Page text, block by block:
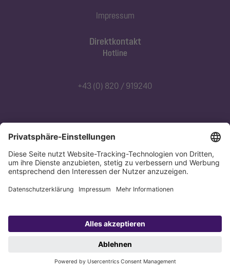
Direktkontakt
Hotline
+43 (0) 820 / 919240
Abonnieren Sie unseren Newsletter
Jetzt anmelden
Impressum
Copyright 1998-2026 KESSEL SE + Co. KG, Bahnhofstraße 31, 85101 Lenting,
Datenschutz Impressum